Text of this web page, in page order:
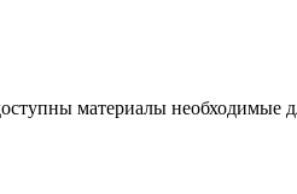
материалы необходимые